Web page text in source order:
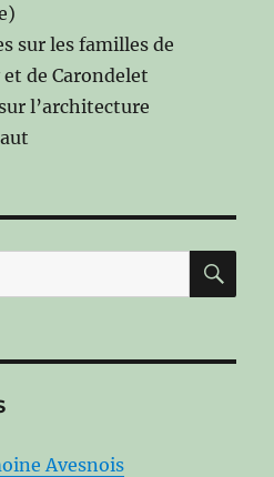
sur les familles de
de Carondelet
l’architecture
Avesnois